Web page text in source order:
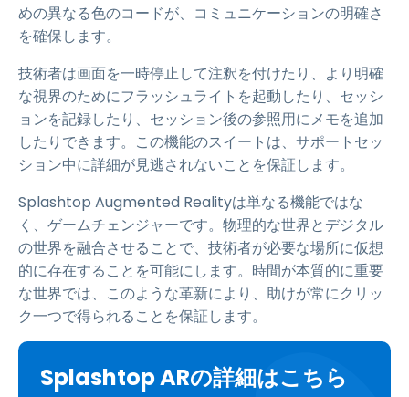
めの異なる色のコードが、コミュニケーションの明確さ
を確保します。
技術者は画面を一時停止して注釈を付けたり、より明確
な視界のためにフラッシュライトを起動したり、セッシ
ョンを記録したり、セッション後の参照用にメモを追加
したりできます。この機能のスイートは、サポートセッ
ション中に詳細が見逃されないことを保証します。
Splashtop Augmented Realityは単なる機能ではな
く、ゲームチェンジャーです。物理的な世界とデジタル
の世界を融合させることで、技術者が必要な場所に仮想
的に存在することを可能にします。時間が本質的に重要
な世界では、このような革新により、助けが常にクリッ
ク一つで得られることを保証します。
Splashtop ARの詳細はこちら